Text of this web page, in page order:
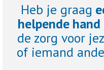
Heb je graag
helpende hand
de zorg voor
of iemand